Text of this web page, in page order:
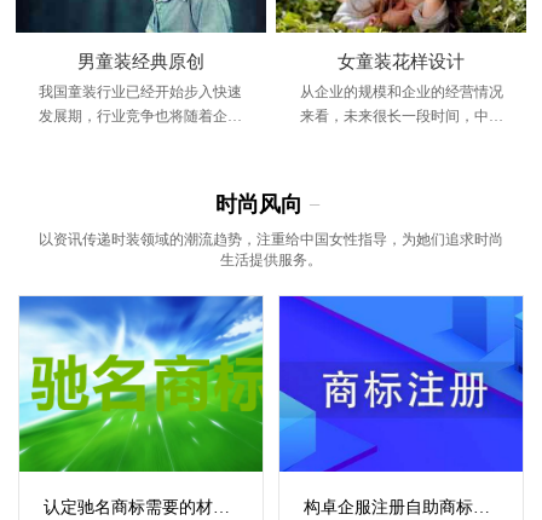
男童装经典原创
我国童装行业已经开始步入快速
发展期，行业竞争也将随着企业
女童装花样设计
从企业的规模和企业的经营情况
来看，未来很长一段时间，中国
时尚风向 −
以资讯传递时装领域的潮流趋势，注重给中国女性指导，为她们追求时尚
生活提供服务。